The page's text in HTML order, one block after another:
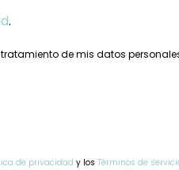
.
de mis datos personales
de privacidad y losTérminos de